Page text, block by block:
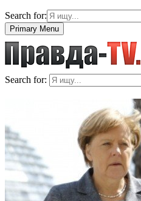
Search for:
Primary Menu
Search for: